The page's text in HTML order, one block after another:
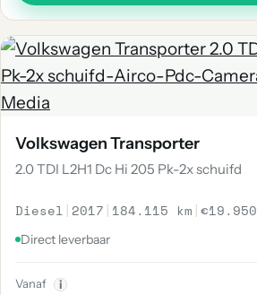
Volkswagen Transporter
2.0 TDI L2H1 Dc Hi 205 Pk-2x schuifd
Diesel | 2017 | 184.115 km |€19.950
Direct leverbaar
Vanaf i